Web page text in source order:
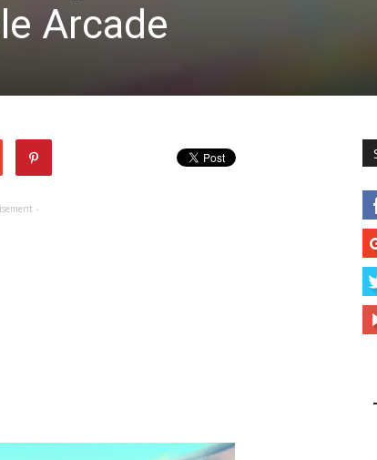
Arcade
-